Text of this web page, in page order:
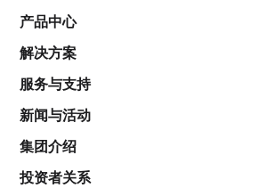
产品中心
解决方案
服务与支持
新闻与活动
集团介绍
投资者关系